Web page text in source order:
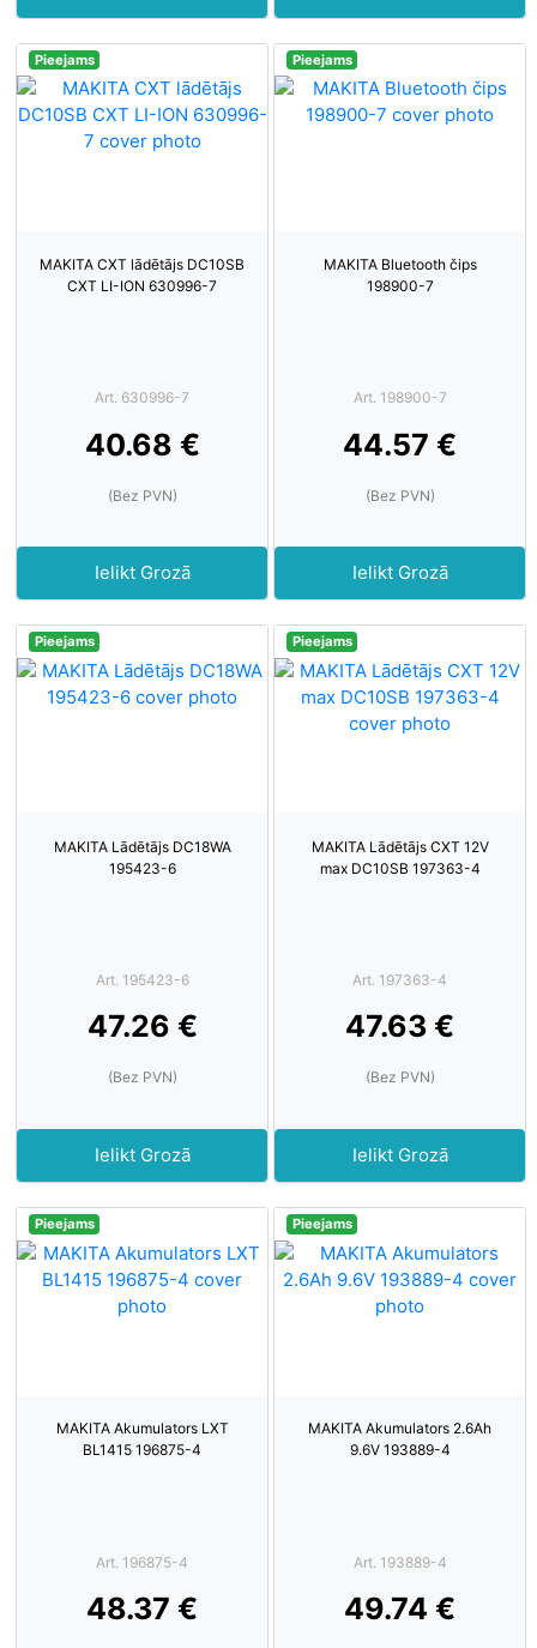
Pieejams
MAKITA CXT lādētājs DC10SB
CXT LI-ION 630996-7
Art. 630996-7
40.68 €
(Bez PVN)
Ielikt Grozā
Pieejams
MAKITA Bluetooth čips
198900-7
Art. 198900-7
44.57 €
(Bez PVN)
Ielikt Grozā
Pieejams
MAKITA Lādētājs DC18WA
195423-6
Art. 195423-6
47.26 €
(Bez PVN)
Ielikt Grozā
Pieejams
MAKITA Lādētājs CXT 12V
max DC10SB 197363-4
Art. 197363-4
47.63 €
(Bez PVN)
Ielikt Grozā
Pieejams
MAKITA Akumulators LXT
BL1415 196875-4
Art. 196875-4
48.37 €
Pieejams
MAKITA Akumulators 2.6Ah
9.6V 193889-4
Art. 193889-4
49.74 €